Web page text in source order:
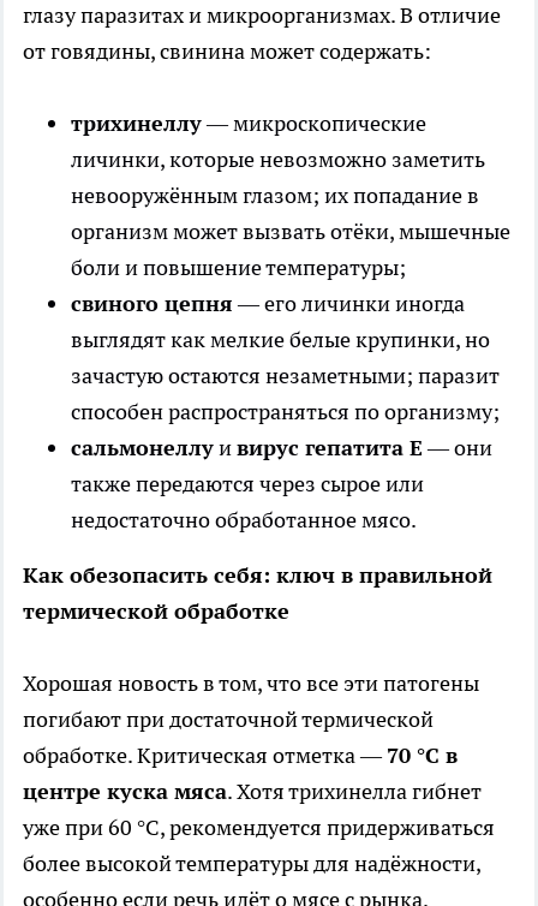
глазу паразитах и микроорганизмах. В отличие
от говядины, свинина может содержать:
трихинеллу— микроскопические
личинки, которые невозможно заметить
невооружённым глазом; их попадание в
организм может вызвать отёки, мышечные
боли и повышение температуры;
свиного цепня— его личинки иногда
выглядят как мелкие белые крупинки, но
зачастую остаются незаметными; паразит
способен распространяться по организму;
сальмонеллуивирус гепатита Е— они
также передаются через сырое или
недостаточно обработанное мясо.
Как обезопасить себя: ключ в правильной
термической обработке
Хорошая новость в том, что все эти патогены
погибают при достаточной термической
обработке. Критическая отметка —70 °C в
центре куска мяса. Хотя трихинелла гибнет
уже при 60 °C, рекомендуется придерживаться
более высокой температуры для надёжности,
особенно если речь идёт о мясе с рынка.